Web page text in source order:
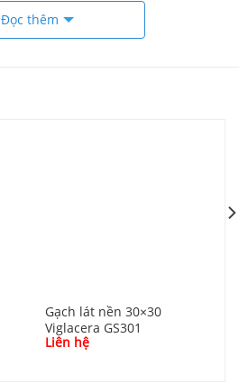
Đọc thêm
Gạch lát nền 30×30
Viglacera GS301
Liên hệ